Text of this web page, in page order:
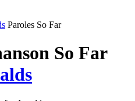
Paroles So Far
So Far